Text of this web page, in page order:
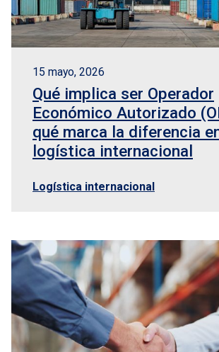
15 mayo, 2026
Qué implica ser Operador
Económico Autorizado
qué marca la diferencia
logística internacional
Logística internacional